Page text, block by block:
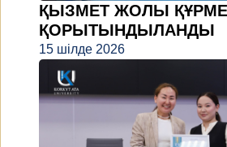
ҚЫЗМЕТ ЖОЛЫ
ҚОРЫТЫНДЫЛАНДЫ
15 шілде 2026